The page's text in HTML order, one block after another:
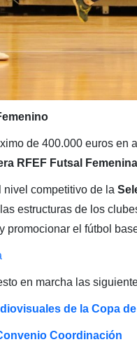
de 400.000 euros en
RFEF Futsal Femenina
nivel competitivo de la
estructuras de los
promocionar el fútbol
en marcha las
de la Copa de
Coordinación